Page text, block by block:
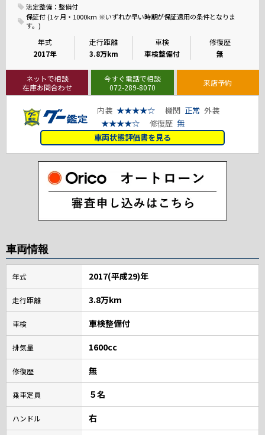
法定整備：整備付
保証付 (1ヶ月・1000km ※いずれか早い時期が保証適用の条件となりま
す。)
年式
2017年
走行距離
3.8万km
車検
車検整備付
修復歴
無
ネットで相談
在庫お問合わせ
今すぐ電話で相談
072-289-8070
来店予約
内装 ★★★★☆ 機関 正常 外装
★★★★☆
修復歴 無
車両状態評価書を見る
車両情報
年式 2017(平成29)年
走行距離 3.8万km
車検 車検整備付
排気量 1600cc
修復歴 無
乗車定員 ５名
ハンドル 右